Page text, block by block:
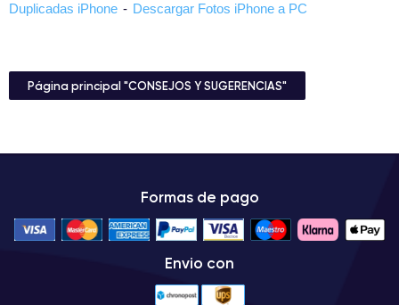
Duplicadas iPhone - Descargar Fotos iPhone a PC
Página principal "CONSEJOS Y SUGERENCIAS"
Formas de pago
Envio con